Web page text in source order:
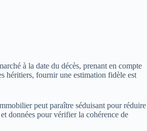
à la date du décès, prenant en compte
héritiers, fournir une estimation fidèle est
peut paraître séduisant pour réduire
données pour vérifier la cohérence de